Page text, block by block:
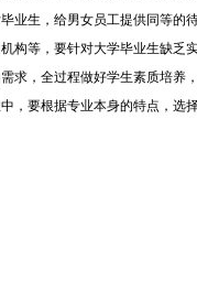
业生，给男女员工提供同等
构等，要针对大学毕业生缺
求，全过程做好学生素质培
，要根据专业本身的特点，选